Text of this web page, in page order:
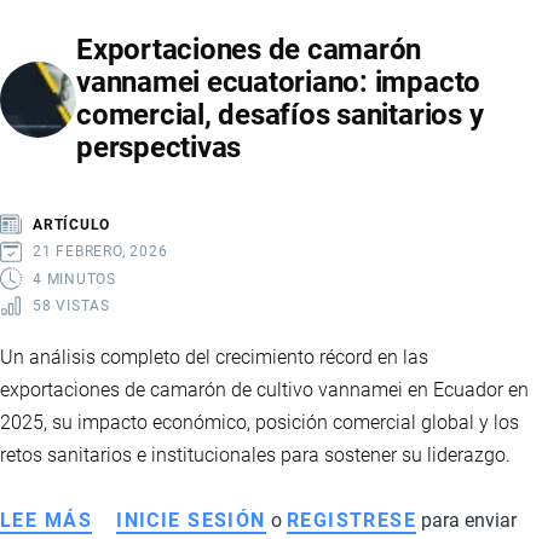
TRATADO
DE
LIBRE
COMERCIO
Exportaciones de camarón
vannamei ecuatoriano: impacto
comercial, desafíos sanitarios y
perspectivas
ARTÍCULO
21 FEBRERO, 2026
4 MINUTOS
58 VISTAS
Un análisis completo del crecimiento récord en las
exportaciones de camarón de cultivo vannamei en Ecuador en
2025, su impacto económico, posición comercial global y los
retos sanitarios e institucionales para sostener su liderazgo.
LEE MÁS SOBRE
INICIE SESIÓN o REGISTRESE para enviar